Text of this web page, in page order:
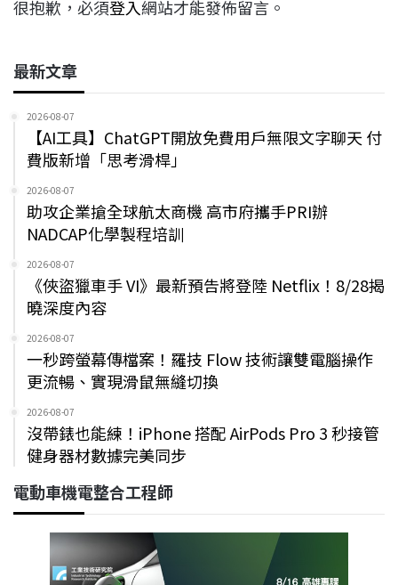
很抱歉，必須登入網站才能發佈留言。
最新文章
2026-08-07
【AI工具】ChatGPT開放免費用戶無限文字聊天 付
費版新增「思考滑桿」
2026-08-07
助攻企業搶全球航太商機 高市府攜手PRI辦
NADCAP化學製程培訓
2026-08-07
《俠盜獵車手 VI》最新預告將登陸 Netflix！8/28揭
曉深度內容
2026-08-07
一秒跨螢幕傳檔案！羅技 Flow 技術讓雙電腦操作
更流暢、實現滑鼠無縫切換
2026-08-07
沒帶錶也能練！iPhone 搭配 AirPods Pro 3 秒接管
健身器材數據完美同步
電動車機電整合工程師